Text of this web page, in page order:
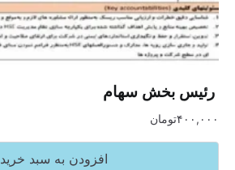
‏ رئیس بخش سهام
۴۰۰,۰۰۰تومان
افزودن به سبد خرید